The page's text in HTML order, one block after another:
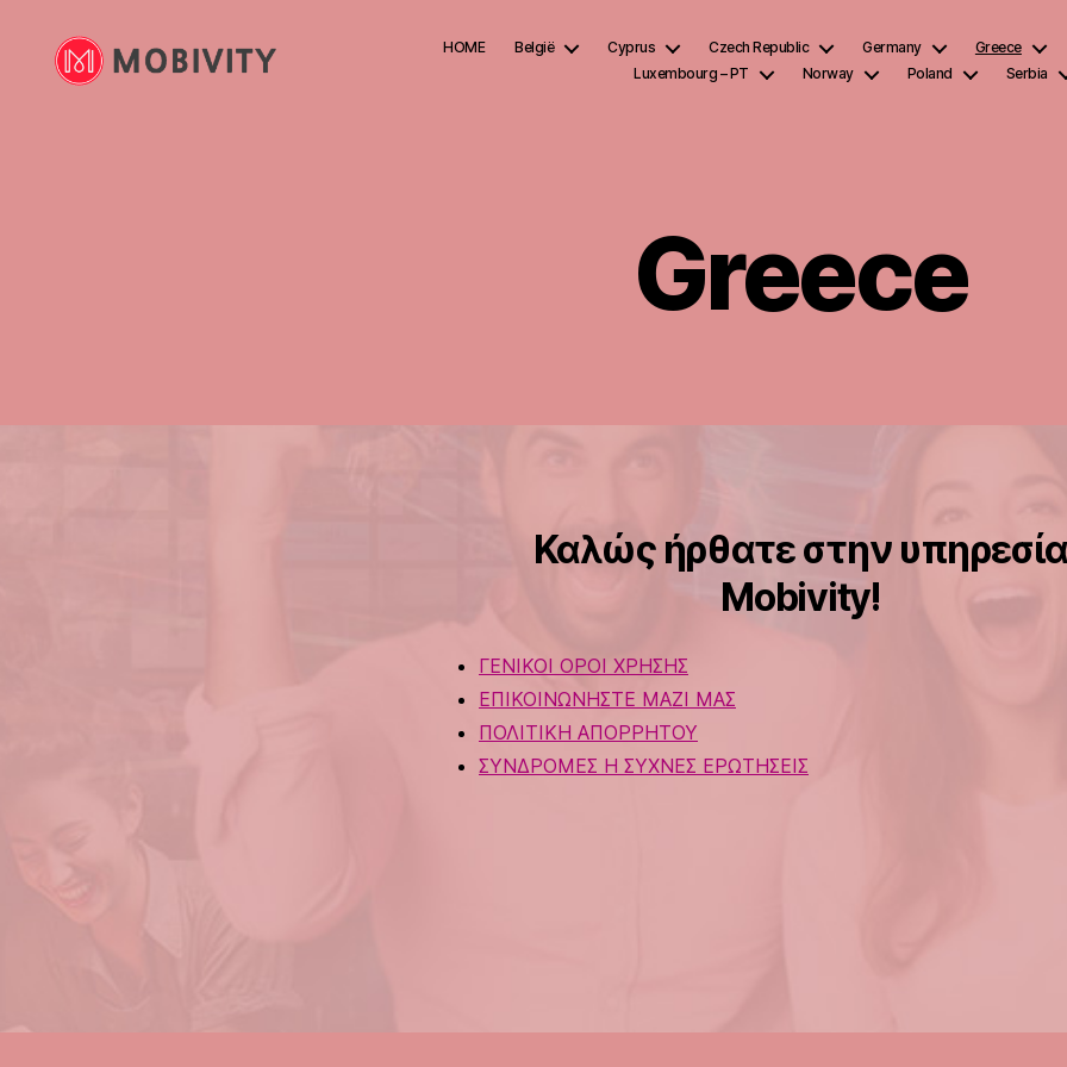
HOME België Cyprus Czech Republic Germany
Greece
Luxembourg – PT
Norway Poland Serbia
Greece
Καλώς ήρθατε στην υπηρεσία
Mobivity!
ΓΕΝΙΚΟΙ ΟΡΟΙ ΧΡΗΣΗΣ
ΕΠΙΚΟΙΝΩΝΗΣΤΕ ΜΑΖΙ ΜΑΣ
ΠΟΛΙΤΙΚΗ ΑΠΟΡΡΗΤΟΥ
ΣΥΝΔΡΟΜΕΣ Η ΣΥΧΝΕΣ ΕΡΩΤΗΣΕΙΣ